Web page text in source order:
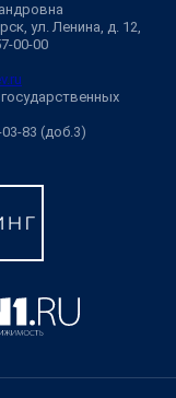
ул. Ленина, д. 12,
00-00
83 (доб.3)